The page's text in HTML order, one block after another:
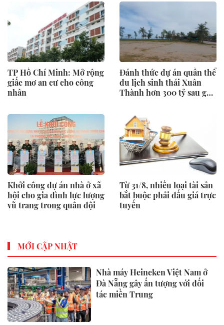
TP Hồ Chí Minh: Mở rộng
giấc mơ an cư cho công
nhân
Đánh thức dự án quần thể
du lịch sinh thái Xuân
Thành hơn 300 tỷ sau gần
Khởi công dự án nhà ở xã
hội cho gia đình lực lượng
vũ trang trong quân đội
Từ 31/8, nhiều loại tài sản
bắt buộc phải đấu giá trực
tuyến
MỚI CẬP NHẬT
Nhà máy Heineken Việt Nam ở
Đà Nẵng gây ấn tượng với đối
tác miền Trung